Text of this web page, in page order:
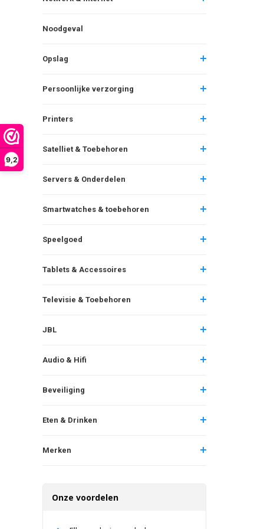
9,2
Noodgeval
Opslag
Persoonlijke verzorging
Printers
Satelliet & Toebehoren
Servers & Onderdelen
Smartwatches & toebehoren
Speelgoed
Tablets & Accessoires
Televisie & Toebehoren
JBL
Audio & Hifi
Beveiliging
Eten & Drinken
Merken
Onze voordelen